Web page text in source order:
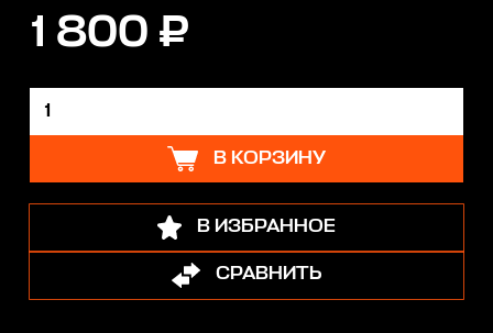
1 800 ₽
В КОРЗИНУ
В ИЗБРАННОЕ
СРАВНИТЬ